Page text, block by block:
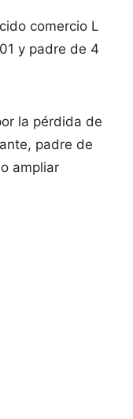
comercio L
y padre de 4
la pérdida de
padre de
ampliar